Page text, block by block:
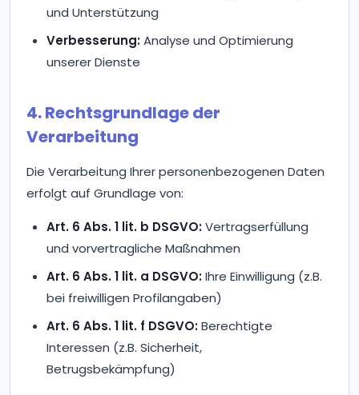
und Unterstützung
Verbesserung:Analyse und Optimierung
unserer Dienste
4. Rechtsgrundlage der
Verarbeitung
Die Verarbeitung Ihrer personenbezogenen Daten
erfolgt auf Grundlage von:
Art. 6 Abs. 1 lit. b DSGVO:Vertragserfüllung
und vorvertragliche Maßnahmen
Art. 6 Abs. 1 lit. a DSGVO:Ihre Einwilligung (z.B.
bei freiwilligen Profilangaben)
Art. 6 Abs. 1 lit. f DSGVO:Berechtigte
Interessen (z.B. Sicherheit,
Betrugsbekämpfung)